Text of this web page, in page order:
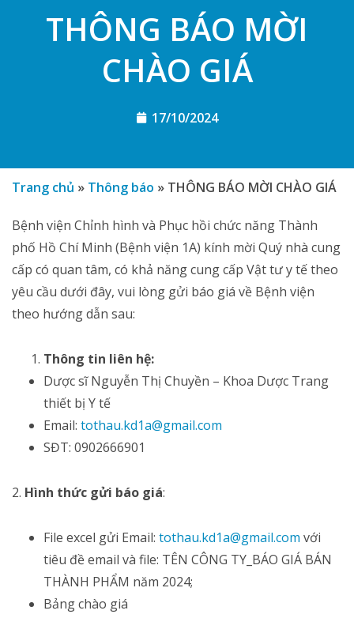
THÔNG BÁO MỜI
CHÀO GIÁ
17/10/2024
Trang chủ » Thông báo » THÔNG BÁO MỜI CHÀO GIÁ
Bệnh viện Chỉnh hình và Phục hồi chức năng Thành
phố Hồ Chí Minh (Bệnh viện 1A) kính mời Quý nhà cung
cấp có quan tâm, có khả năng cung cấp Vật tư y tế theo
yêu cầu dưới đây, vui lòng gửi báo giá về Bệnh viện
theo hướng dẫn sau:
Thông tin liên hệ:
Dược sĩ Nguyễn Thị Chuyền – Khoa Dược Trang
thiết bị Y tế
Email: tothau.kd1a@gmail.com
SĐT: 0902666901
2. Hình thức gửi báo giá:
File excel gửi Email: tothau.kd1a@gmail.com với
tiêu đề email và file: TÊN CÔNG TY_BÁO GIÁ BÁN
THÀNH PHẨM năm 2024;
Bảng chào giá